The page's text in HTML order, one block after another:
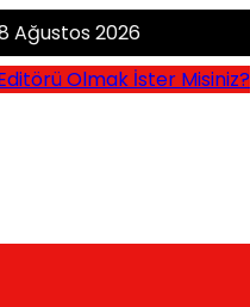
Ağustos 2026
Olmak İster Misiniz?